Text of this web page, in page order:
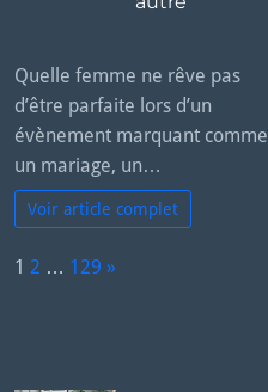
Quelle femme ne rêve pas
d’être parfaite lors d’un
évènement marquant comme
un mariage, un…
Voir article complet
P
1 2 … 129
t
»